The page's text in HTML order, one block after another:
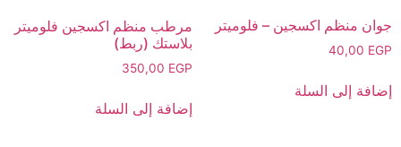
جوان منظم اكسجين – فلوميتر
40,00EGP
إضافة إلى السلة
مرطب منظم اكسجين فلوميتر
بلاستك (ربط)
350,00EGP
إضافة إلى السلة